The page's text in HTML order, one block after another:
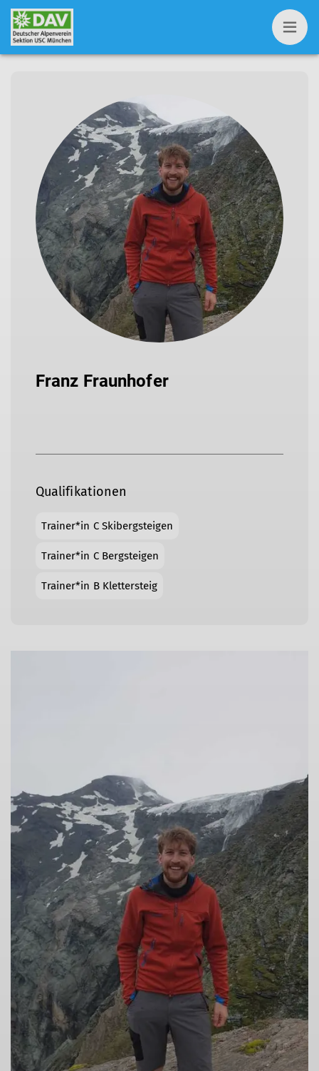
Franz Fraunhofer
Qualifikationen
Trainer*in C Skibergsteigen
Trainer*in C Bergsteigen
Trainer*in B Klettersteig